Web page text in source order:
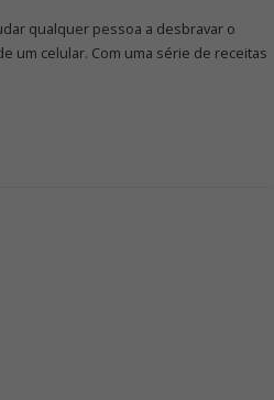
qualquer pessoa a desbravar o
um celular. Com uma série de receitas